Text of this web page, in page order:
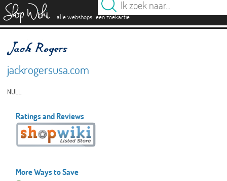
alle webshops. één zoekactie.
jackrogersusa.com
NULL
Ratings and Reviews
More Ways to Save